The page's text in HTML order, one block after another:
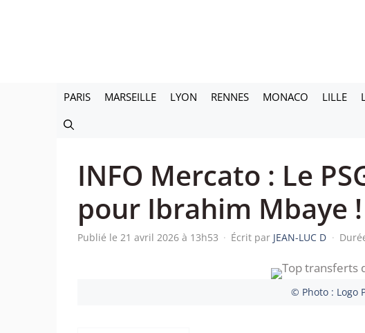
PARIS MARSEILLE LYON RENNES MONACO LILLE
INFO Mercato : Le
pour Ibrahim Mbaye !
Publié le 21 avril 2026 à 13h53 · Écrit par JEAN-LUC D ·
© Photo : Logo